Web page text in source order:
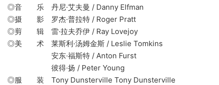
◎音 乐 丹尼·艾夫曼 / Danny Elfman
◎摄 影 罗杰·普拉特 / Roger Pratt
◎剪 辑 雷·拉夫乔伊 / Ray Lovejoy
◎美 术 莱斯利·汤姆金斯 / Leslie Tomkins
安东·福斯特 / Anton Furst
彼得·扬 / Peter Young
◎服 装 Tony Dunsterville Tony Dunsterville